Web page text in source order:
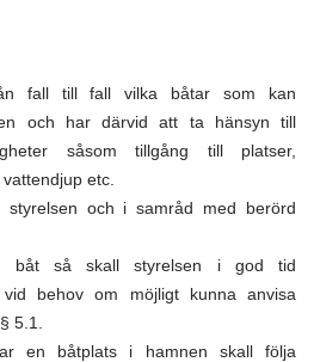
fall till fall vilka båtar som kan
och har därvid att ta hänsyn till
såsom tillgång till platser,
etc.
styrelsen och i samråd med berörd
båt så skall styrelsen i god tid
behov om möjligt kunna anvisa
5.1.
en båtplats i hamnen skall följa